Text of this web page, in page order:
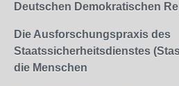
Deutschen Demokratischen
Die Ausforschungspraxis des
Staatssicherheitsdienstes
die Menschen